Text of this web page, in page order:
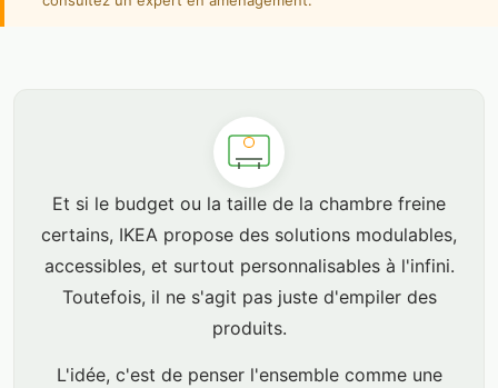
Et si le budget ou la taille de la chambre freine
certains, IKEA propose des solutions modulables,
accessibles, et surtout personnalisables à l'infini.
Toutefois, il ne s'agit pas juste d'empiler des
produits.
L'idée, c'est de penser l'ensemble comme une